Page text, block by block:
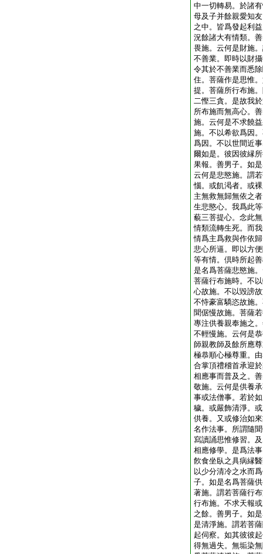
中一切轉易。於諸
母及子并餘親愛知
之中。皆爲發起利
況餘諸大有情類。
畏施。云何是財施
不善業。即時以財
令其於不善業而悉
住。菩薩作是思惟
提。菩薩所行布施
二慳三貪。是故我
所布施而無高心。
施。云何是不求饒
施。不以希欲爲因
爲因。不以世間近
爾如是。彼因彼縁
果報。善男子。如
云何是悲愍施。謂
惱。或飢渇者。或
主無救無歸無依之
生悲愍心。我爲此
藐三菩提心。念此
情類流轉生死。而
情爲主爲救與作依
悲心所逼。即以方
等有情。倶時所起
是名爲菩薩悲愍施
菩薩行布施時。不
心故施。不以毀謗
不恃豪富驕恣故施
聞倨慢故施。菩薩
專注供養親奉施之
不輕慢施。云何是
師親教師及餘所應
極恭順心極尊重。
合掌頂禮稽首承迎
相應事而普及之。
敬施。云何是供養
事或法僧事。若於
穢。或嚴飾清淨。
供養。又或修治如
名作法事。所謂隨
寫讀誦思惟修習。
相應修學。是爲法
飮食坐臥之具病縁
以少分清冷之水而
子。如是名爲菩薩
著施。謂若菩薩行
行布施。不求天報
之餘。善男子。如
是清淨施。謂若菩
起伺察。如其彼彼
得無過失。無垢染